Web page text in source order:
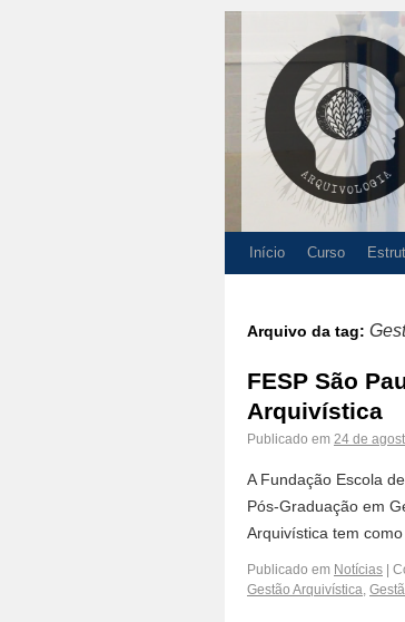
Início Curso
Arquivo da tag:
FESP São
Arquivística
Publicado em 24 de
A Fundação Escola
Pós-Graduação em
Arquivística tem
Publicado em Notícias
Gestão Arquivística,